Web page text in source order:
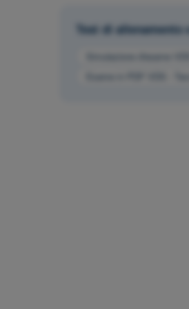
Test di
Simulazione d'esame
Esame in PDF VDS -